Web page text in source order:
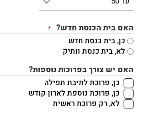
האם בית הכנסת חדש? *
כן, בית כנסת חדש
לא, בית כנסת וותיק
האם יש צורך בפרוכות נוספות?
כן, פרוכת לתיבת תפילה
כן, פרוכת נוספת לארון קודש
לא, רק פרוכת ראשית